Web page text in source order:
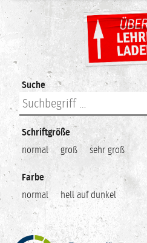
Suche
Schriftgröße
normal
groß sehr groß
Farbe
normal
hell auf dunkel